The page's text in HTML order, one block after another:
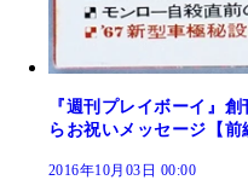
『週刊プレイボーイ』
らお祝いメッセージ【前
2016年10月03日 00:00